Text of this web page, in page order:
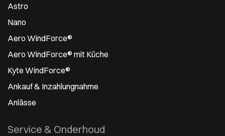
Astro
Nano
Aero WindForce®
Aero WindForce® mit Küche
Kyte WindForce®
Ankauf & Inzahlungnahme
Anlässe
Service & Onderhoud